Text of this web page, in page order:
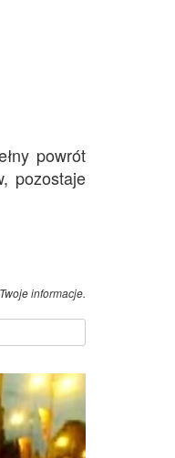
powrót
pozostaje
informacje.